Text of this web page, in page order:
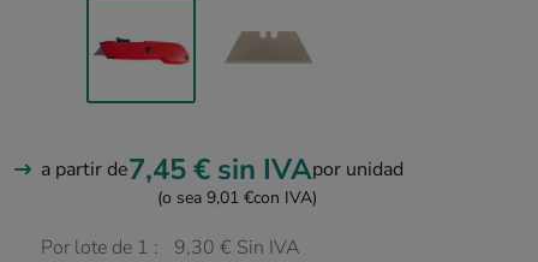
a partir de7,45 € sin IVApor unidad
(o sea 9,01 €con IVA)
Por lote de 1 : 9,30 € Sin IVA